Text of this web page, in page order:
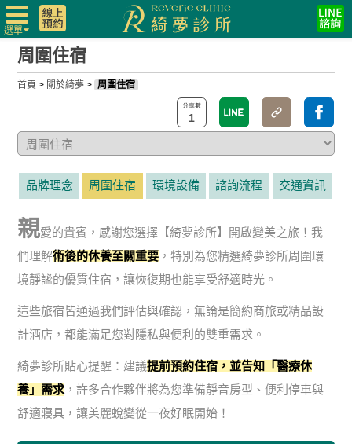
選單
周圍住宿
首頁 > 關於綺夢 > 周圍住宿
1
品牌理念 周圍住宿 環境設備 諮詢流程 交通資訊
親愛的貴賓，感謝您選擇【綺夢診所】開啟變美之旅！我
們理解術後的休養至關重要 ，特別為您精選綺夢診所周圍環
境靜謐的優質住宿，讓恢復期也能享受舒適時光。
這些旅宿皆通過我們評估與確認，無論是簡約商旅或精品設
計酒店，都能滿足您對隱私與便利的雙重需求。
綺夢診所貼心提醒：建議提前預約住宿，並告知「醫療休
養」需求 ，許多合作夥伴將為您準備靜音房型、便利停車與
舒適寢具，讓美麗蛻變從一夜好眠開始！